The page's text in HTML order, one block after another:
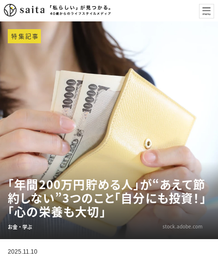
特集記事
「年間200万円貯める人」が“あえて節
約しない”3つのこと「自分にも投資！」
「心の栄養も大切」
お金・学ぶ stock.adobe.com
2025.11.10